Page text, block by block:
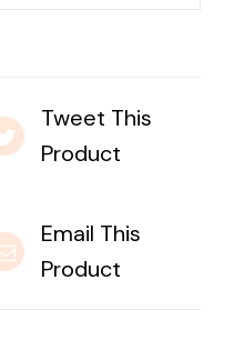
Tweet This
Product
Email This
Product